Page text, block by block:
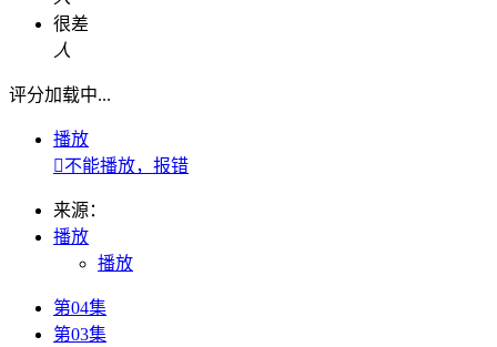
很差
人
评分加载中...
播放
不能播放，报错
来源：
播放
播放
第04集
第03集